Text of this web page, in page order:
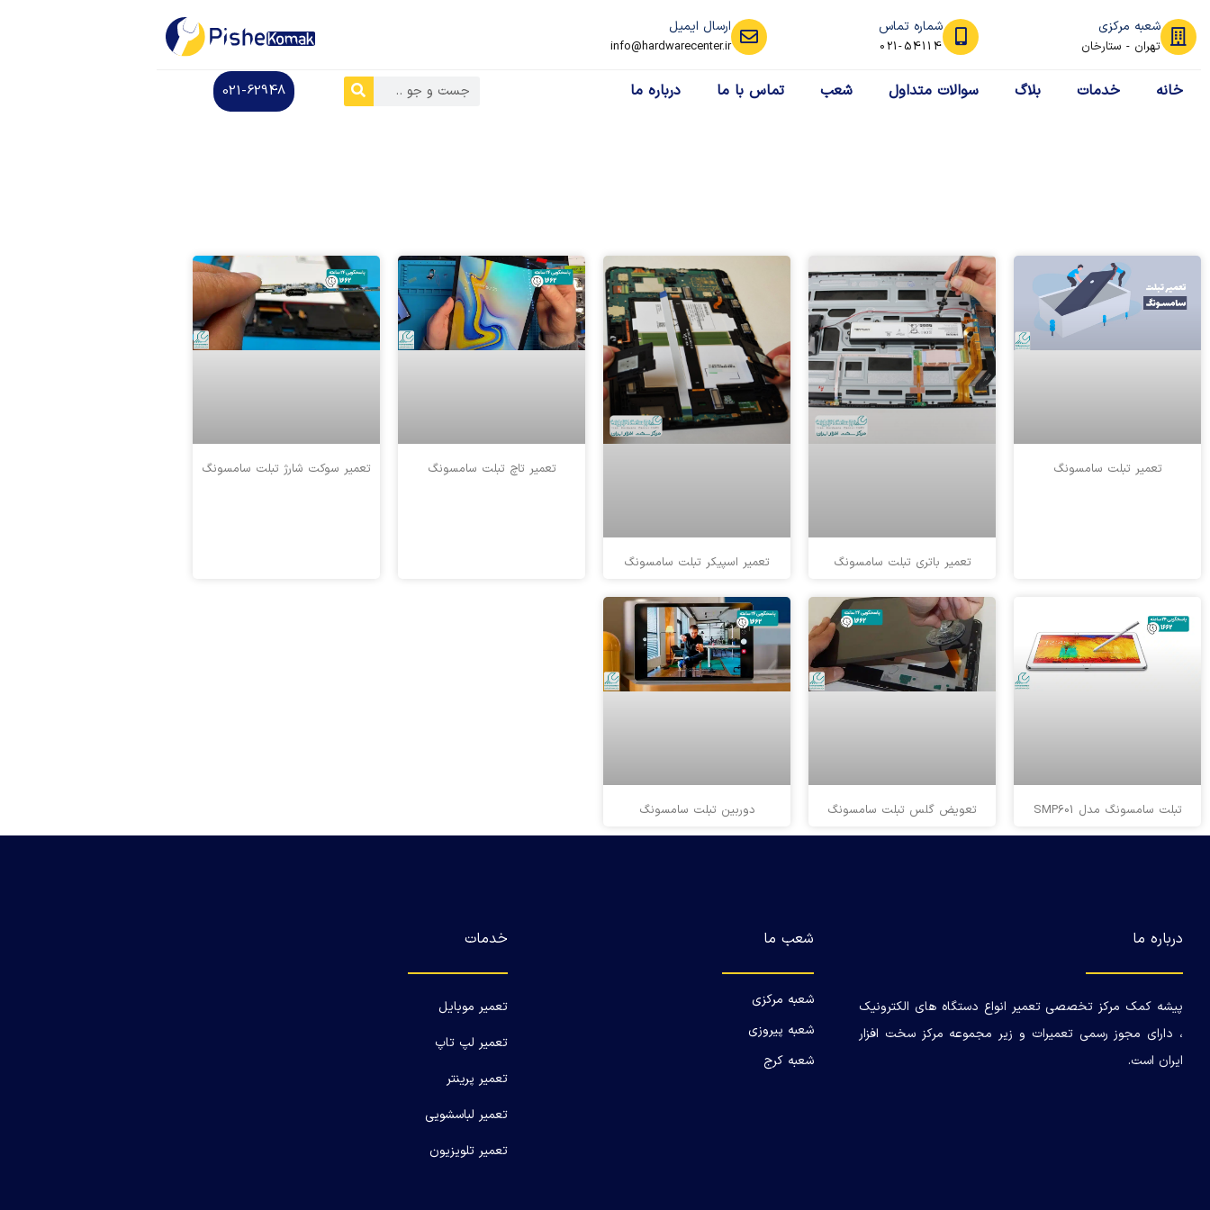
شعبه مرکزی
تهران - ستارخان
شماره تماس
021-54114
ارسال ایمیل
info@hardwarecenter.ir
خانه خدمات بلاگ سوالات متداول شعب تماس با ما درباره ما 021-62948
تعمیر تبلت سامسونگ
تعمیر باتری تبلت سامسونگ تعمیر اسپیکر تبلت سامسونگ
تعمیر تاچ تبلت سامسونگ تعمیر سوکت شارژ تبلت سامسونگ
تبلت سامسونگ مدل SMP601 تعویض گلس تبلت سامسونگ دوربین تبلت سامسونگ
درباره ما
پیشه کمک مرکز تخصصی تعمیر انواع دستگاه های الکترونیک
، دارای مجوز رسمی تعمیرات و زیر مجموعه مرکز سخت افزار
ایران است.
شعب ما
شعبه مرکزی
شعبه پیروزی
شعبه کرج
خدمات
تعمیر موبایل
تعمیر لپ تاپ
تعمیر پرینتر
تعمیر لباسشویی
تعمیر تلویزیون